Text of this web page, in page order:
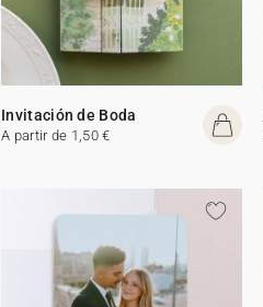
Invitación de Boda
A partir de 1,50 €